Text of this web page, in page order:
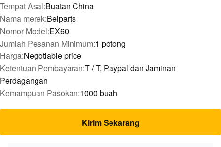
Tempat Asal:Buatan China
Nama merek:Belparts
Nomor Model:EX60
Jumlah Pesanan Minimum:1 potong
Harga:Negotiable price
Ketentuan Pembayaran:T / T, Paypal dan Jaminan
Perdagangan
Kemampuan Pasokan:1000 buah
Kirim Sekarang